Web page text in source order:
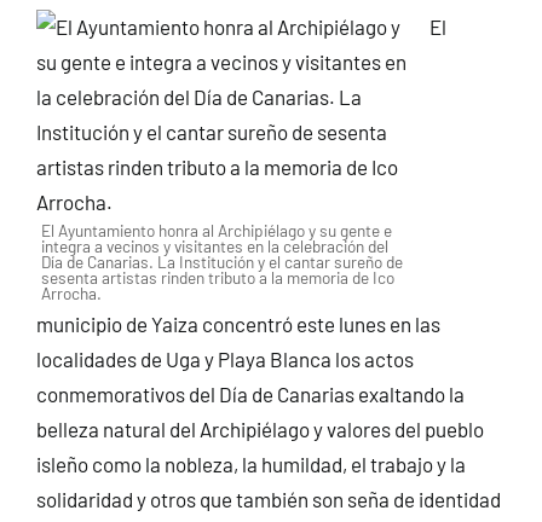
El Ayuntamiento honra al Archipiélago y su gente e
integra a vecinos y visitantes en la celebración del
Día de Canarias. La Institución y el cantar sureño de
sesenta artistas rinden tributo a la memoria de Ico
Arrocha.
El
municipio de Yaiza concentró este lunes en las
localidades de Uga y Playa Blanca los actos
conmemorativos del Día de Canarias exaltando la
belleza natural del Archipiélago y valores del pueblo
isleño como la nobleza, la humildad, el trabajo y la
solidaridad y otros que también son seña de identidad